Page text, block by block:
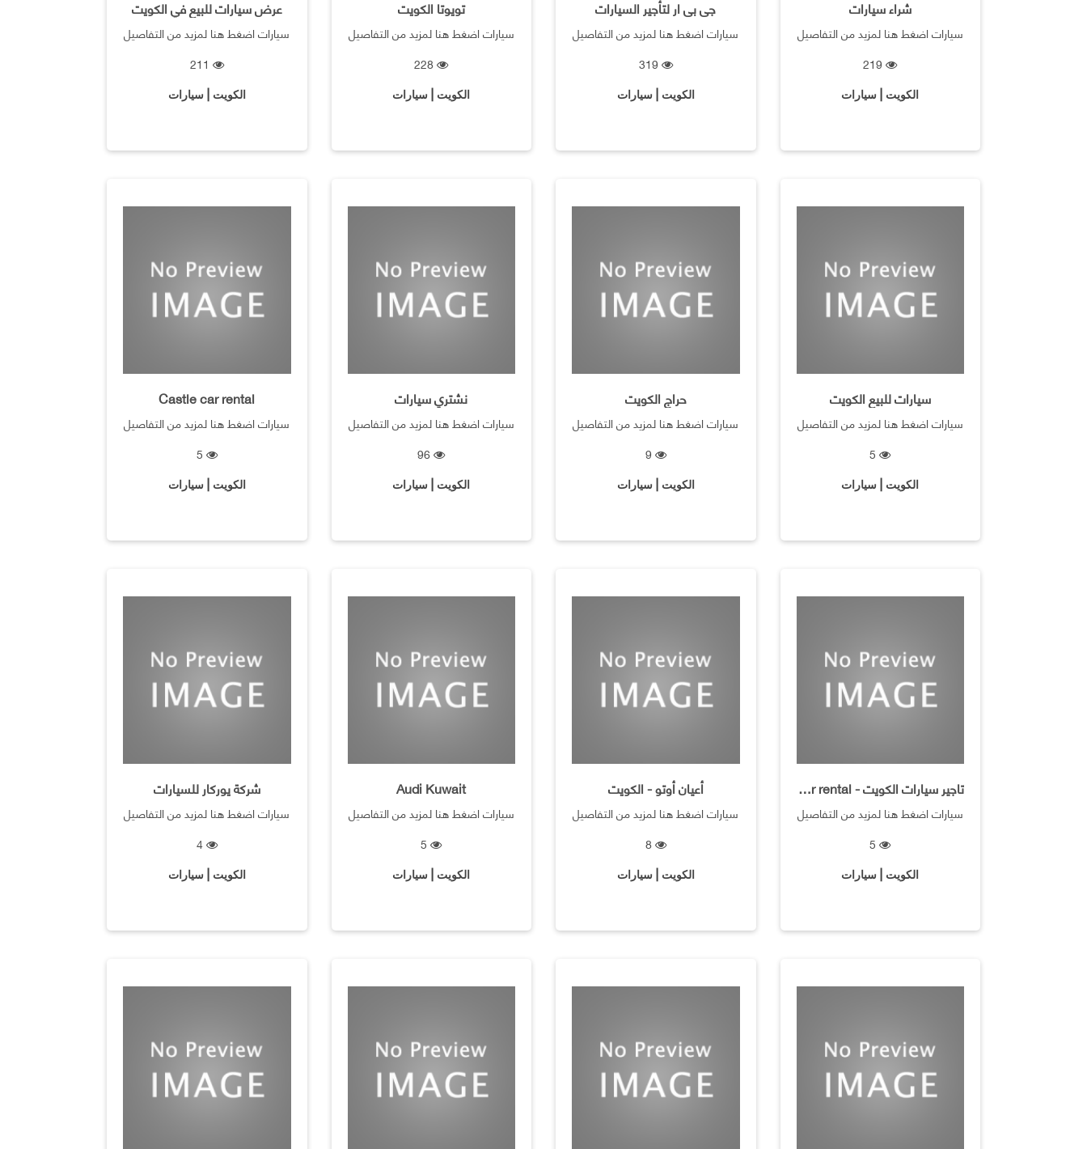
شراء سيارات
سيارات اضغط هنا لمزيد من التفاصيل
219
الكويت | سيارات
جى بى ار لتأجير السيارات
سيارات اضغط هنا لمزيد من التفاصيل
الكويت | سيارات
تويوتا الكويت
سيارات اضغط هنا لمزيد من التفاصيل
228
الكويت | سيارات
عرض سيارات للبيع في الكويت
سيارات اضغط هنا لمزيد من التفاصيل
الكويت | سيارات
سيارات للبيع الكويت
سيارات اضغط هنا لمزيد من التفاصيل
5
الكويت | سيارات
حراج الكويت
سيارات اضغط هنا لمزيد من التفاصيل
الكويت | سيارات
نشتري سيارات
سيارات اضغط هنا لمزيد من التفاصيل
96
الكويت | سيارات
Castle car rental
سيارات اضغط هنا لمزيد من التفاصيل
الكويت | سيارات
تاجير سيارات الكويت - Princess car rental
سيارات اضغط هنا لمزيد من التفاصيل
5
الكويت | سيارات
‎أعيان أوتو - الكويت
سيارات اضغط هنا لمزيد من التفاصيل
8
الكويت | سيارات
Audi Kuwait
سيارات اضغط هنا لمزيد من التفاصيل
5
الكويت | سيارات
شركة يوركار للسيارات
سيارات اضغط هنا لمزيد من التفاصيل
4
الكويت | سيارات